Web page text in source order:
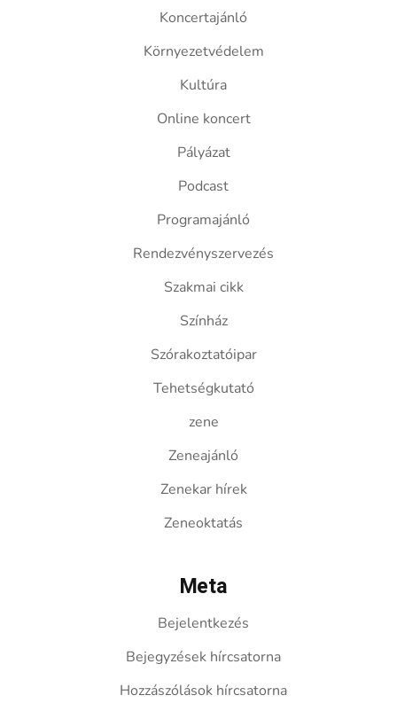
Koncertajánló
Környezetvédelem
Kultúra
Online koncert
Pályázat
Podcast
Programajánló
Rendezvényszervezés
Szakmai cikk
Színház
Szórakoztatóipar
Tehetségkutató
zene
Zeneajánló
Zenekar hírek
Zeneoktatás
Meta
Bejelentkezés
Bejegyzések hírcsatorna
Hozzászólások hírcsatorna